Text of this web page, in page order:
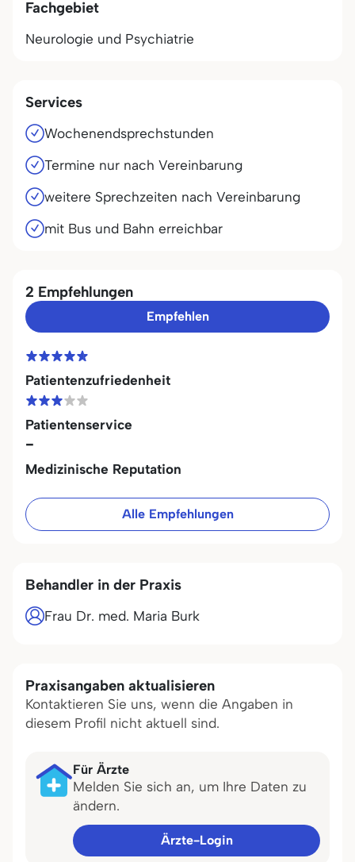
Fachgebiet
Neurologie und Psychiatrie
Services
Wochenendsprechstunden
Termine nur nach Vereinbarung
weitere Sprechzeiten nach Vereinbarung
mit Bus und Bahn erreichbar
2 Empfehlungen
Empfehlen
Patientenzufriedenheit
Patientenservice
-
Medizinische Reputation
Alle Empfehlungen
Behandler in der Praxis
Frau Dr. med. Maria Burk
Praxisangaben aktualisieren
Kontaktieren Sie uns, wenn die Angaben in
diesem Profil nicht aktuell sind.
Für Ärzte
Melden Sie sich an, um Ihre Daten zu
ändern.
Ärzte-Login